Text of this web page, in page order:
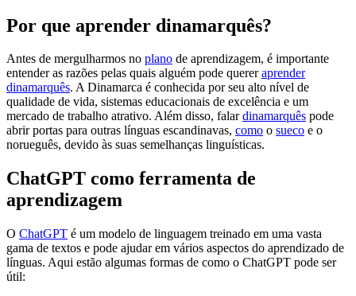
Por que aprender dinamarquês?
Antes de mergulharmos no plano de aprendizagem, é importante
entender as razões pelas quais alguém pode quereraprender
dinamarquês. A Dinamarca é conhecida por seu alto nível de
qualidade de vida, sistemas educacionais de excelência e um
mercado de trabalho atrativo. Além disso, falardinamarquês pode
abrir portas para outras línguas escandinavas, como o sueco e o
norueguês, devido às suas semelhanças linguísticas.
ChatGPT como ferramenta de
aprendizagem
O ChatGPT é um modelo de linguagem treinado em uma vasta
gama de textos e pode ajudar em vários aspectos do aprendizado de
línguas. Aqui estão algumas formas de como o ChatGPT pode ser
útil: